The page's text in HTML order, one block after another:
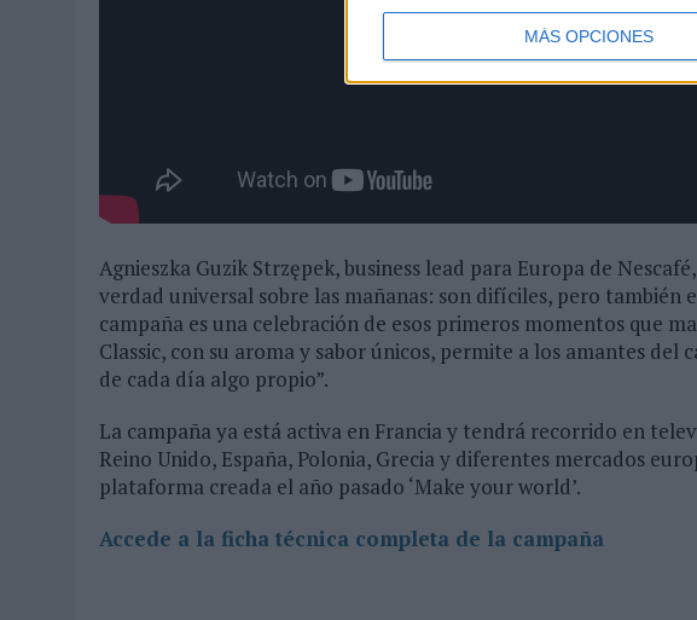
MÁS OPCIONES
Agnieszka Guzik Strzępek, business lead para Europa de
verdad universal sobre las mañanas: son difíciles, pero también
campaña es una celebración de esos primeros momentos que
Classic, con su aroma y sabor únicos, permite a los amantes del
de cada día algo propio”.
La campaña ya está activa en Francia y tendrá recorrido en
Reino Unido, España, Polonia, Grecia y diferentes mercados
plataforma creada el año pasado ‘Make your world’.
Accede a la ficha técnica completa de la campaña